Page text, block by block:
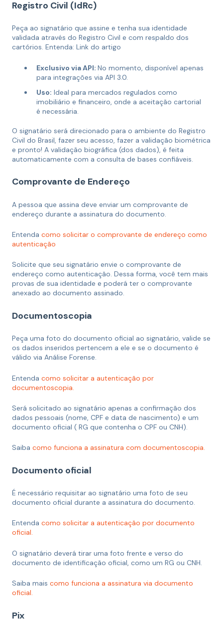
Registro Civil (IdRc)
Peça ao signatário que assine e tenha sua identidade
validada através do Registro Civil e com respaldo dos
cartórios. Entenda: Link do artigo
Exclusivo via API: No momento, disponível apenas
para integrações via API 3.0.
Uso: Ideal para mercados regulados como
imobiliário e financeiro, onde a aceitação cartorial
é necessária.
O signatário será direcionado para o ambiente do Registro
Civil do Brasil, fazer seu acesso, fazer a validação biométrica
e pronto! A validação biográfica (dos dados), é feita
automaticamente com a consulta de bases confiáveis.
Comprovante de Endereço
A pessoa que assina deve enviar um comprovante de
endereço durante a assinatura do documento.
Entenda como solicitar o comprovante de endereço como
autenticação
Solicite que seu signatário envie o comprovante de
endereço como autenticação. Dessa forma, você tem mais
provas de sua identidade e poderá ter o comprovante
anexado ao documento assinado.
Documentoscopia
Peça uma foto do documento oficial ao signatário, valide se
os dados inseridos pertencem a ele e se o documento é
válido via Análise Forense.
Entenda como solicitar a autenticação por
documentoscopia.
Será solicitado ao signatário apenas a confirmação dos
dados pessoais (nome, CPF e data de nascimento) e um
documento oficial ( RG que contenha o CPF ou CNH).
Saiba como funciona a assinatura com documentoscopia.
Documento oficial
É necessário requisitar ao signatário uma foto de seu
documento oficial durante a assinatura do documento.
Entenda como solicitar a autenticação por documento
oficial.
O signatário deverá tirar uma foto frente e verso do
documento de identificação oficial, como um RG ou CNH.
Saiba mais como funciona a assinatura via documento
oficial.
Pix